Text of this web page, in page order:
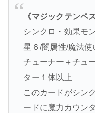
《マジックテンペ
シンクロ・効果モ
星６/闇属性/魔法
チューナー＋チュ
ター１体以上
このカードがシン
ードに魔力カウン